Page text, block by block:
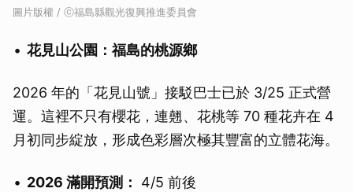
圖片版權 / ⓒ福島縣觀光復興推進委員會
花見山公園：福島的桃源鄉
2026 年的「花見山號」接駁巴士已於 3/25 正式營
運。這裡不只有櫻花，連翹、花桃等 70 種花卉在 4
月初同步綻放，形成色彩層次極其豐富的立體花海。
2026 滿開預測：
4/5 前後